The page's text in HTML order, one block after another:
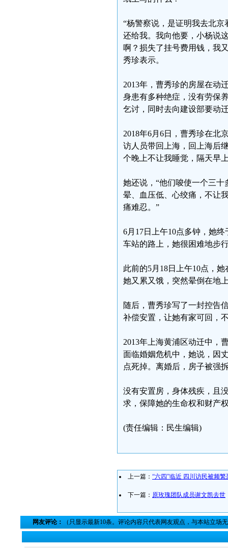
“杨警察说，是证明我去北
还给我。我向他要，小杨说
啊？损失了挂号费用钱，我
秀珍表示。
2013年，曹秀珍的房屋在动
身患有多种绝症，没有劳保
乞讨，同时去向建设部要动
2018年6月6日，曹秀珍在北
访人员带回上海，回上海后
个晚上不让我睡觉，隔天早
她还说，“他们唆使一个三
晕、血压低、心绞痛，不让
痛难忍。”
6月17日上午10点多钟，她
车站的路上，她很困难地步
此前的5月18日上午10点，
她又累又饿，突然晕倒在地
随后，曹秀珍写了一封控告
补偿安置，让她有家可回，
2013年上海黄浦区动迁中，
面临婚姻危机中，她说，因
点死掉。离婚后，房子被强
没有安置房，身体残疾，且
求，保障她的生命权和财产
(责任编辑：民生编辑)
上一篇： “六四”临近 四川访民被频繁
下一篇： 原玫瑰团队成员谢文凯去世
网友评论： （只显示最新10条。评论内容只代表网友观点，与本站立场